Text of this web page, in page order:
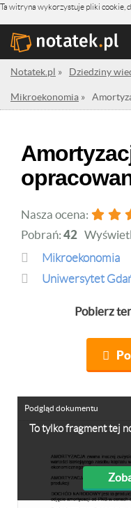
Ta witryna wykorzystuje pliki cookie,
Notatek.pl » Dziedziny
Mikroekonomia »
Nasza ocena:
Pobrań: 42
Mikroekonomia
Uniwersytet
Pobierz
To tylko fragment tej
Podgląd dokumentu